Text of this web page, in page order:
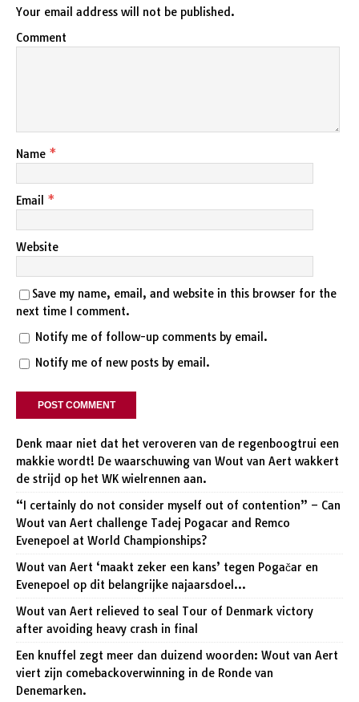
Your email address will not be published.
Comment
Name *
Email *
Website
Save my name, email, and website in this browser for the
next time I comment.
Notify me of follow-up comments by email.
Notify me of new posts by email.
Denk maar niet dat het veroveren van de regenboogtrui een
makkie wordt! De waarschuwing van Wout van Aert wakkert
de strijd op het WK wielrennen aan.
“I certainly do not consider myself out of contention” – Can
Wout van Aert challenge Tadej Pogacar and Remco
Evenepoel at World Championships?
Wout van Aert ‘maakt zeker een kans’ tegen Pogačar en
Evenepoel op dit belangrijke najaarsdoel…
Wout van Aert relieved to seal Tour of Denmark victory
after avoiding heavy crash in final
Een knuffel zegt meer dan duizend woorden: Wout van Aert
viert zijn comebackoverwinning in de Ronde van
Denemarken.